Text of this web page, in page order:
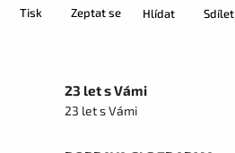
Tisk Zeptat se Hlídat Sdílet
23 let s Vámi
23 let s Vámi